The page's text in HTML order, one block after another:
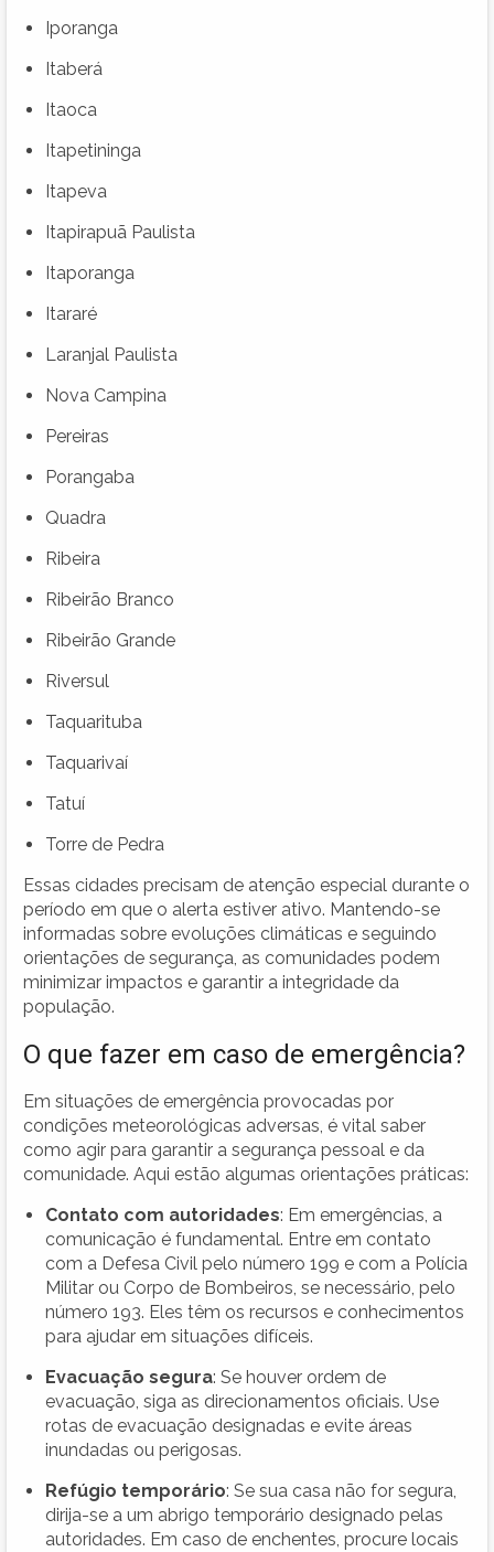
Iporanga
Itaberá
Itaoca
Itapetininga
Itapeva
Itapirapuã Paulista
Itaporanga
Itararé
Laranjal Paulista
Nova Campina
Pereiras
Porangaba
Quadra
Ribeira
Ribeirão Branco
Ribeirão Grande
Riversul
Taquarituba
Taquarivaí
Tatuí
Torre de Pedra
Essas cidades precisam de atenção especial durante o
período em que o alerta estiver ativo. Mantendo-se
informadas sobre evoluções climáticas e seguindo
orientações de segurança, as comunidades podem
minimizar impactos e garantir a integridade da
população.
O que fazer em caso de emergência?
Em situações de emergência provocadas por
condições meteorológicas adversas, é vital saber
como agir para garantir a segurança pessoal e da
comunidade. Aqui estão algumas orientações práticas:
Contato com autoridades: Em emergências, a
comunicação é fundamental. Entre em contato
com a Defesa Civil pelo número 199 e com a Polícia
Militar ou Corpo de Bombeiros, se necessário, pelo
número 193. Eles têm os recursos e conhecimentos
para ajudar em situações difíceis.
Evacuação segura: Se houver ordem de
evacuação, siga as direcionamentos oficiais. Use
rotas de evacuação designadas e evite áreas
inundadas ou perigosas.
Refúgio temporário: Se sua casa não for segura,
dirija-se a um abrigo temporário designado pelas
autoridades. Em caso de enchentes, procure locais